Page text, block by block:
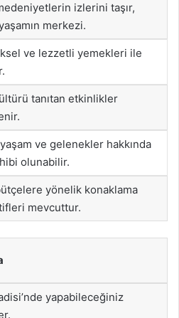
izlerini taşır,
merkezi.
ve lezzetli yemekleri ile
tanıtan etkinlikler
ve gelenekler hakkında
olunabilir.
yönelik konaklama
mevcuttur.
yapabileceğiniz